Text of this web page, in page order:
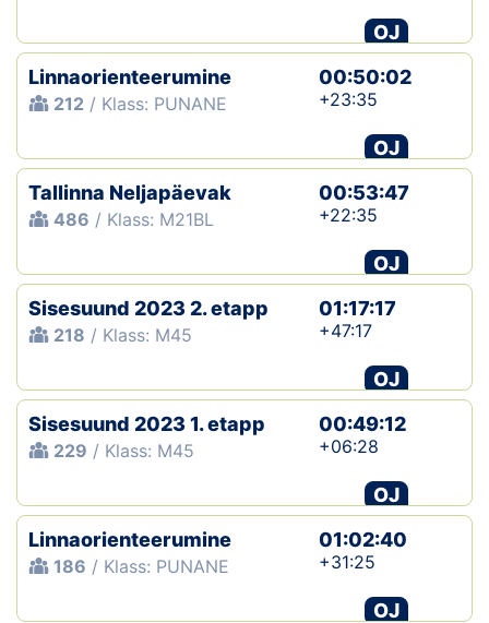
OJ
Linnaorienteerumine
212 / Klass: PUNANE
00:50:02
+23:35
OJ
Tallinna Neljapäevak
486 / Klass: M21BL
00:53:47
+22:35
OJ
Sisesuund 2023 2. etapp
218 / Klass: M45
01:17:17
+47:17
OJ
Sisesuund 2023 1. etapp
229 / Klass: M45
00:49:12
+06:28
OJ
Linnaorienteerumine
186 / Klass: PUNANE
01:02:40
+31:25
OJ